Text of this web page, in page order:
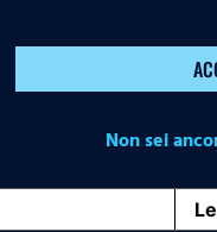
Non sei